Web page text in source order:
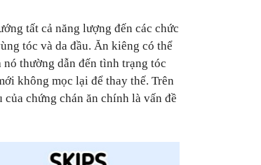
tất cả năng lượng đến các chức
tóc và da đầu. Ăn kiêng có thể
thường dẫn đến tình trạng tóc
không mọc lại để thay thế. Trên
chứng chán ăn chính là vấn đề